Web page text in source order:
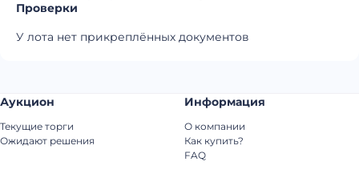
Проверки
У лота нет прикреплённых документов
Аукцион
Текущие торги
Ожидают решения
Информация
О компании
Как купить?
FAQ